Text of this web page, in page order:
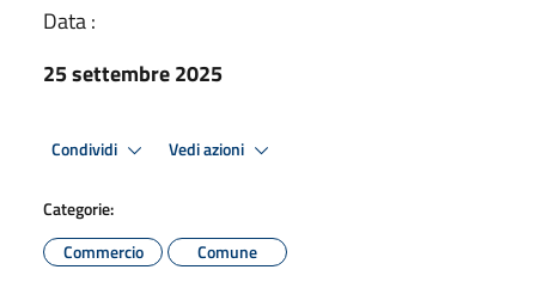
Data :
25 settembre 2025
Condividi Vedi azioni
Categorie:
Commercio
Comune